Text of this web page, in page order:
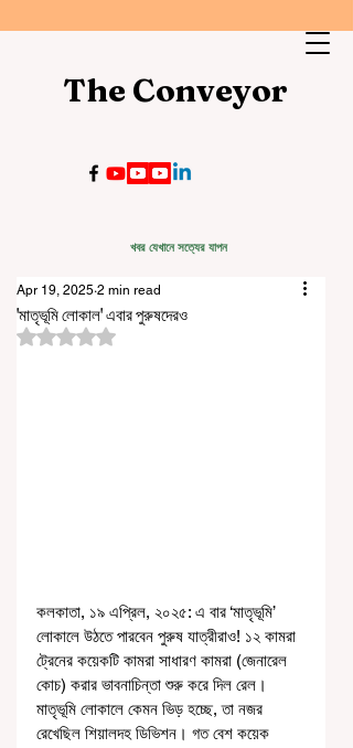
The Conveyor
খবর যেখানে সত্যের যাপন
'মাতৃভূমি লোকাল' এবার পুরুষদেরও
Apr 19, 2025 2 min read
Rated NaN out of 5 stars.
কলকাতা, ১৯ এপ্রিল, ২০২৫: এ বার ‘মাতৃভূমি’
লোকালে উঠতে পারবেন পুরুষ যাত্রীরাও! ১২ কামরা
ট্রেনের কয়েকটি কামরা সাধারণ কামরা (জেনারেল
কোচ) করার ভাবনাচিন্তা শুরু করে দিল রেল।
মাতৃভূমি লোকালে কেমন ভিড় হচ্ছে, তা নজর
রেখেছিল শিয়ালদহ ডিভিশন। গত বেশ কয়েক